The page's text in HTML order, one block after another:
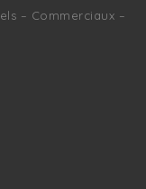
– Commerciaux –